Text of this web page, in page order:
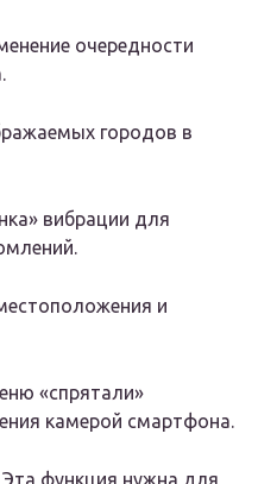
очередности
городов в
вибрации для
и
«спрятали»
камерой смартфона.